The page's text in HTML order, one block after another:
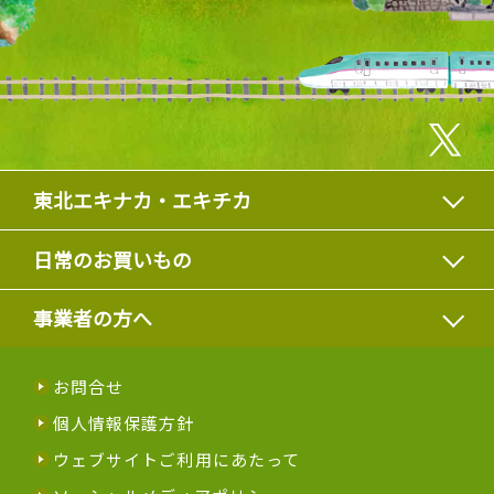
東北エキナカ・エキチカ
日常のお買いもの
事業者の方へ
お問合せ
個人情報保護方針
ウェブサイトご利用にあたって